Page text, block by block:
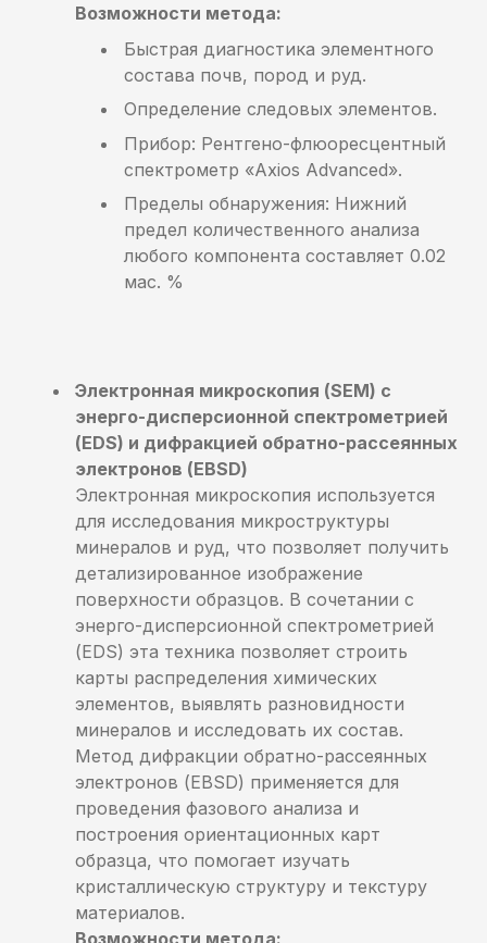
Возможности метода:
Быстрая диагностика элементного
состава почв, пород и руд.
Определение следовых элементов.
Прибор: Рентгено-флюоресцентный
спектрометр «Axios Advanced».
Пределы обнаружения: Нижний
предел количественного анализа
любого компонента составляет 0.02
мас. %
Электронная микроскопия (SEM) с
энерго-дисперсионной спектрометрией
(EDS) и дифракцией обратно-рассеянных
электронов (EBSD)
Электронная микроскопия используется
для исследования микроструктуры
минералов и руд, что позволяет получить
детализированное изображение
поверхности образцов. В сочетании с
энерго-дисперсионной спектрометрией
(EDS) эта техника позволяет строить
карты распределения химических
элементов, выявлять разновидности
минералов и исследовать их состав.
Метод дифракции обратно-рассеянных
электронов (EBSD) применяется для
проведения фазового анализа и
построения ориентационных карт
образца, что помогает изучать
кристаллическую структуру и текстуру
материалов.